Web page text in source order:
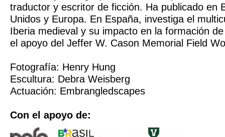
traductor y escritor de ficción. Ha publicado en
Unidos y Europa. En España, investiga el
Iberia medieval y su impacto en la formación
el apoyo del Jeffer W. Cason Memorial Field
Fotografía: Henry Hung
Escultura: Debra Weisberg
Actuación: Embrangledscapes
Con el apoyo de: